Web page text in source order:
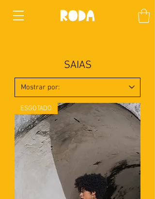
SAIAS
ESGOTADO